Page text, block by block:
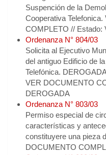
Suspención de la
Cooperativa
COMPLETO // Estado:
Ordenanza N° 804/03
Solicita al Ejecutivo
del antiguo Edificio de
Telefónica.
VER DOCUMENTO
DEROGADA
Ordenanza N° 803/03
Permiso especial de
características y
constituyere una pieza
DOCUMENTO